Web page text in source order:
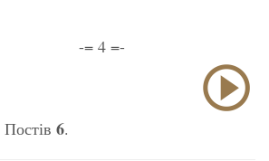
-= 4 =-
Постів 6.